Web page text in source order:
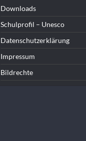
Downloads
Schulprofil – Unesco
Datenschutzerklärung
Impressum
Bildrechte